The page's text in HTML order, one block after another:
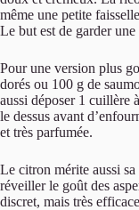
même une petite
Le but est de garder
Pour une version plus
dorés ou 100 g de
aussi déposer 1 cuillère
le dessus avant
et très parfumée.
Le citron mérite aussi
réveiller le goût des
discret, mais très